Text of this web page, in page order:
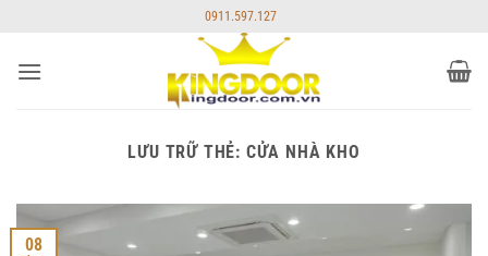
nội
0911.597.127
LƯU TRỮ THẺ: CỬA NHÀ KHO
08